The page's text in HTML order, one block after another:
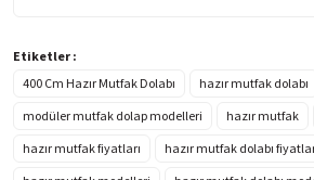
Etiketler :
400 Cm Hazır Mutfak Dolabı
hazır mutfak dolabı
modüler mutfak dolap modelleri
hazır mutfak
hazır mutfak fiyatları
hazır mutfak dolabı